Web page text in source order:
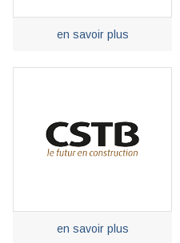
en savoir plus
en savoir plus